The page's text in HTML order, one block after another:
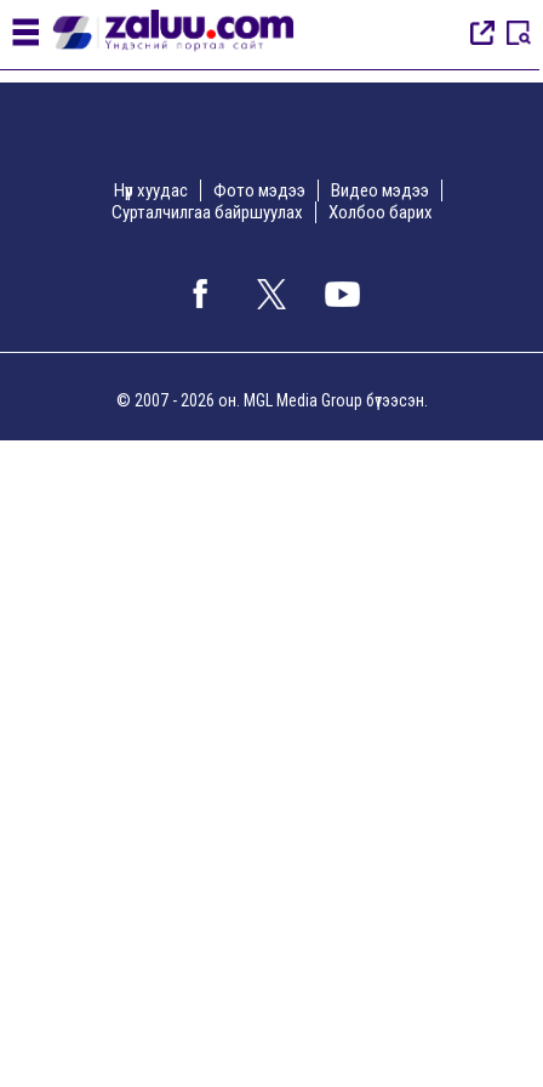
Нүүр хуудас Фото мэдээ
Видео мэдээ
Сурталчилгаа байршуулах
Холбоо барих
© 2007 - 2026 он. MGL Media Group бүтээсэн.